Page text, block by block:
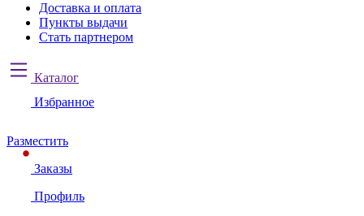
Доставка и оплата
Пункты выдачи
Стать партнером
Каталог
Избранное
Разместить
Заказы
Профиль